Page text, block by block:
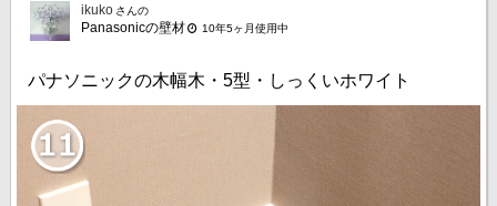
ikuko さんの
Panasonicの壁材 10年5ヶ月使用中
パナソニックの木幅木・5型・しっくいホワイト